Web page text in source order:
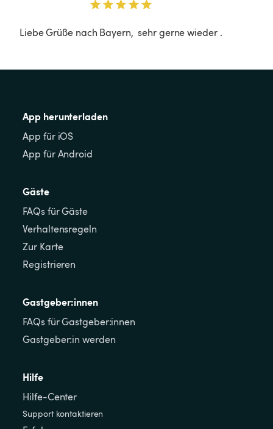
Liebe Grüße nach Bayern,  sehr gerne wieder .
App herunterladen
App für iOS
App für Android
Gäste
FAQs für Gäste
Verhaltensregeln
Zur Karte
Registrieren
Gastgeber:innen
FAQs für Gastgeber:innen
Gastgeber:in werden
Hilfe
Hilfe-Center
Support kontaktieren